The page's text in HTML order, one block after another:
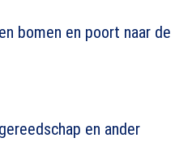
bomen en poort naar de
en ander